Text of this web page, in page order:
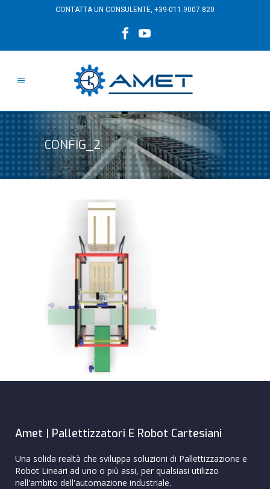
CONTATTA UN CONSULENTE, +39-011.9007.820
CONFIG_2
Amet | Pallettizzatori E Robot Cartesiani
Una solida realtà che sviluppa soluzioni di Pallettizzazione e
Robot Lineari ad uno o più assi, per qualsiasi utilizzo
nell'ambito dell'automazione industriale.